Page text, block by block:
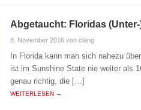
Abgetaucht: Floridas
8. November 2016 von clang
In Florida kann man sich nahezu
ist im Sunshine State nie weiter als
genau richtig, die […]
WEITERLESEN →